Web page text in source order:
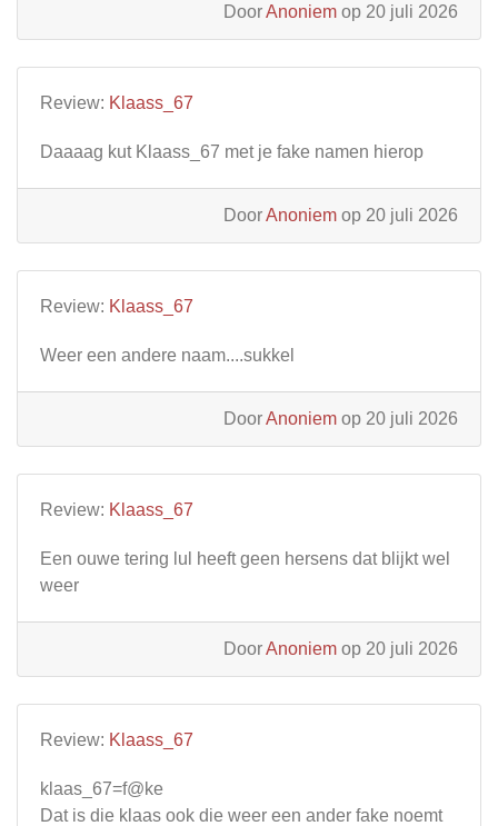
DoorAnoniem op 20 juli 2026
Review: Klaass_67
Daaaag kut Klaass_67 met je fake namen hierop
DoorAnoniem op 20 juli 2026
Review: Klaass_67
Weer een andere naam....sukkel
DoorAnoniem op 20 juli 2026
Review: Klaass_67
Een ouwe tering lul heeft geen hersens dat blijkt wel
weer
DoorAnoniem op 20 juli 2026
Review: Klaass_67
klaas_67=f@ke
Dat is die klaas ook die weer een ander fake noemt